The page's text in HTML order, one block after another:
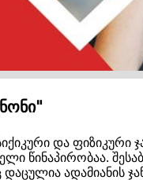
და
წინაპირობაა.
დაცულია ადამიანის